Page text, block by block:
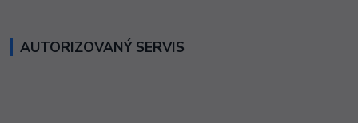
AUTORIZOVANÝ SERVIS